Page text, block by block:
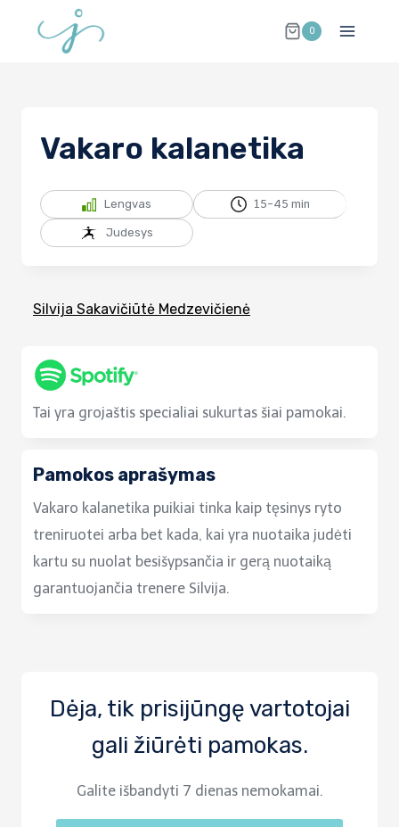
0
Vakaro kalanetika
Lengvas 15-45 min
Judesys
Dėja, tik prisijūngę vartotojai
gali žiūrėti pamokas.
Galite išbandyti 7 dienas nemokamai.
Silvija Sakavičiūtė Medzevičienė
Tai yra grojaštis specialiai sukurtas šiai pamokai.
Pamokos aprašymas
Vakaro kalanetika puikiai tinka kaip tęsinys ryto
treniruotei arba bet kada, kai yra nuotaika judėti
kartu su nuolat besišypsančia ir gerą nuotaiką
garantuojančia trenere Silvija.